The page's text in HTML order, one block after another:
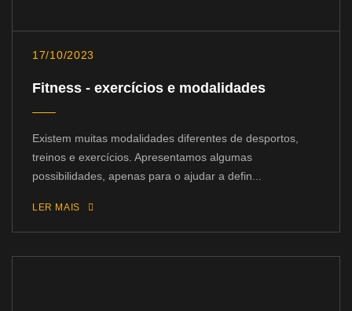
17/10/2023
Fitness - exercícios e modalidades
Existem muitas modalidades diferentes de desportos,
treinos e exercícios. Apresentamos algumas
possibilidades, apenas para o ajudar a defin...
LER MAIS